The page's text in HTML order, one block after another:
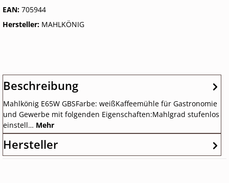
EAN: 705944
Hersteller: MAHLKÖNIG
Beschreibung
Mahlkönig E65W GBSFarbe: weißKaffeemühle für Gastronomie
und Gewerbe mit folgenden Eigenschaften:Mahlgrad stufenlos
einstell… Mehr
Hersteller